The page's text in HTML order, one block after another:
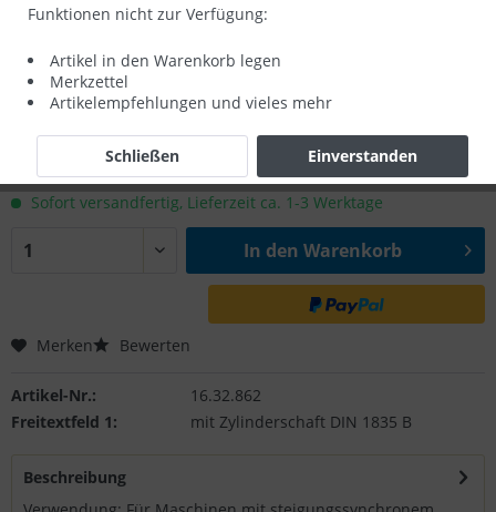
Rabatte
51,00 € * (15% gespart)
zzgl. MwSt.zzgl. Versandkosten
Sofort versandfertig, Lieferzeit ca. 1-3 Werktage
In den Warenkorb
Merken Bewerten
Artikel-Nr.:
16.32.862
Freitextfeld 1:
mit Zylinderschaft DIN 1835 B
Beschreibung
Funktionen nicht zur Verfügung:
Artikel in den Warenkorb legen
Merkzettel
Artikelempfehlungen und vieles mehr
Einverstanden
Schließen